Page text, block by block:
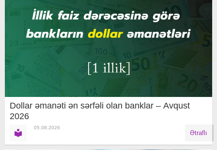
Dollar əmanəti ən sərfəli olan banklar – Avqust
2026
05.08.2026
Ətraflı